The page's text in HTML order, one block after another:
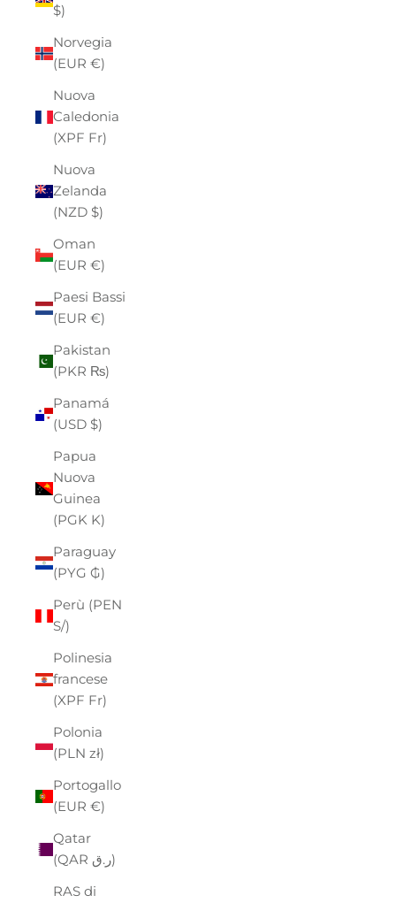
$)
Norvegia
(EUR €)
Nuova
Caledonia
(XPF Fr)
Nuova
Zelanda
(NZD $)
Oman
(EUR €)
Paesi Bassi
(EUR €)
Pakistan
(PKR ₨)
Panamá
(USD $)
Papua
Nuova
Guinea
(PGK K)
Paraguay
(PYG ₲)
Perù (PEN
S/)
Polinesia
francese
(XPF Fr)
Polonia
(PLN zł)
Portogallo
(EUR €)
Qatar
(QAR ر.ق)
RAS di